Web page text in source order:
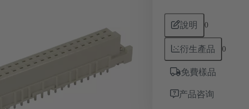
說明 0
衍生產品 0
免費樣品
产品咨询